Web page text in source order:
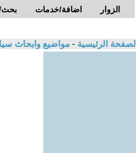
اضافة/خدمات الزوار
الصفحة الرئيسية - مواضيع وابحاث